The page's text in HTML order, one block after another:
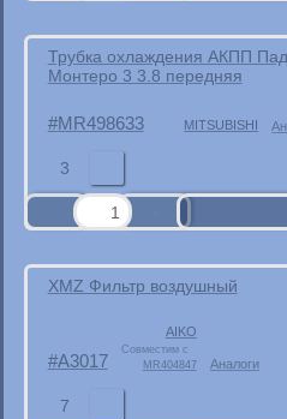
Трубка охлаждения АКПП
Монтеро 3 3.8 передняя
MR498633 MITSUBISHI
3
XMZ Фильтр воздушный
A3017
AIKO
Совместим с
MR404847
Аналоги
7